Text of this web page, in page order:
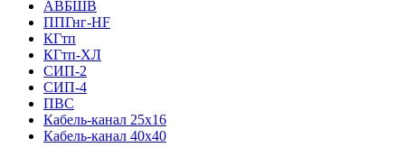
АВБШВ
ППГнг-HF
КГтп
КГтп-ХЛ
СИП-2
СИП-4
ПВС
Кабель-канал 25х16
Кабель-канал 40х40